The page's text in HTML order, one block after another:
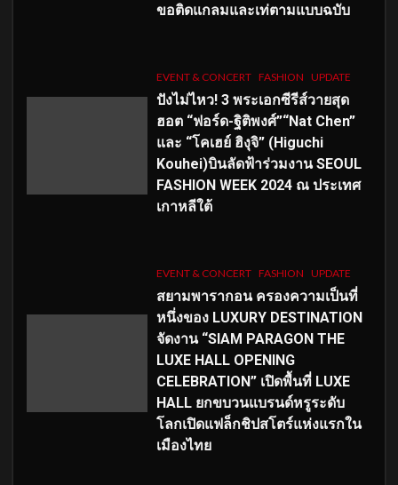
ขอติดแกลมและเท่ตามแบบฉบับ
EVENT & CONCERT FASHION UPDATE
ปังไม่ไหว! 3 พระเอกซีรีส์วายสุด
ฮอต “ฟอร์ด-ฐิติพงศ์”“Nat Chen”
และ “โคเฮย์ ฮิงุจิ” (Higuchi
Kouhei)บินลัดฟ้าร่วมงาน SEOUL
FASHION WEEK 2024 ณ ประเทศ
เกาหลีใต้
EVENT & CONCERT FASHION UPDATE
สยามพารากอน ครองความเป็นที่
หนึ่งของ LUXURY DESTINATION
จัดงาน “SIAM PARAGON THE
LUXE HALL OPENING
CELEBRATION” เปิดพื้นที่ LUXE
HALL ยกขบวนแบรนด์หรูระดับ
โลกเปิดแฟล็กชิปสโตร์แห่งแรกใน
เมืองไทย